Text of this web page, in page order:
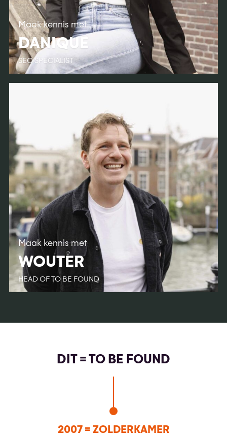
Maak kennis met
DANIQUE
SEO SPECIALIST
Maak kennis met
WOUTER
HEAD OF TO BE FOUND
DIT = TO BE FOUND
2007 = ZOLDERKAMER